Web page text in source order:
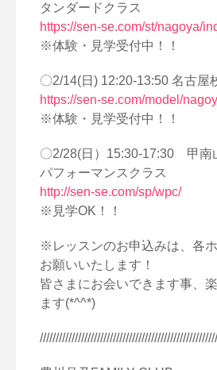
タンダードクラス
https://sen-se.com/st/nagoya/
※体験・見学受付中！！
〇2/14(日) 12:20-13:50 名古屋
https://sen-se.com/model/
※体験・見学受付中！！
〇2/28(日）15:30-17:30 甲南
パフォーマンスクラス
http://sen-se.com/sp/wpc/
※見学OK！！
※レッスンのお申込みは、各
お願いいたします！
皆さまにお会いできます事、
ます(*^^*)